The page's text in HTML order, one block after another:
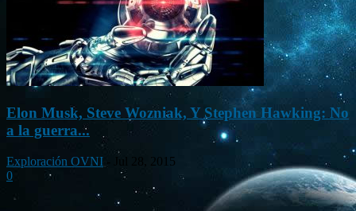
Elon Musk, Steve Wozniak, Y Stephen Hawking: No
a la guerra...
Exploración OVNI
Jul 28, 2015
0